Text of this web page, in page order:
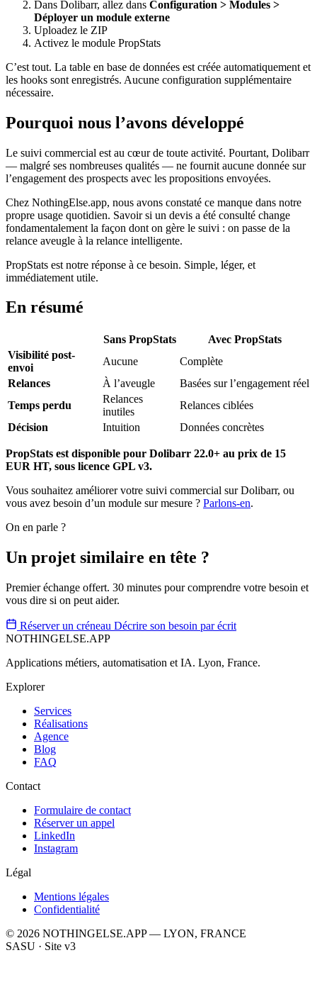
Dans Dolibarr, allez dans Configuration > Modules >
Déployer un module externe
Uploadez le ZIP
Activez le module PropStats
C’est tout. La table en base de données est créée automatiquement et
les hooks sont enregistrés. Aucune configuration supplémentaire
nécessaire.
Pourquoi nous l’avons développé
Le suivi commercial est au cœur de toute activité. Pourtant, Dolibarr
— malgré ses nombreuses qualités — ne fournit aucune donnée sur
l’engagement des prospects avec les propositions envoyées.
Chez NothingElse.app, nous avons constaté ce manque dans notre
propre usage quotidien. Savoir si un devis a été consulté change
fondamentalement la façon dont on gère le suivi : on passe de la
relance aveugle à la relance intelligente.
PropStats est notre réponse à ce besoin. Simple, léger, et
immédiatement utile.
En résumé
Sans PropStats
Avec PropStats
Visibilité post-
envoi
Aucune
Complète
Relances
À l’aveugle
Basées sur l’engagement réel
Temps perdu
Relances
inutiles
Relances ciblées
Décision
Intuition Données concrètes
PropStats est disponible pour Dolibarr 22.0+ au prix de 15
EUR HT, sous licence GPL v3.
Vous souhaitez améliorer votre suivi commercial sur Dolibarr, ou
vous avez besoin d’un module sur mesure ? Parlons-en.
On en parle ?
Un projet similaire en tête ?
Premier échange offert. 30 minutes pour comprendre votre besoin et
vous dire si on peut aider.
Réserver un créneau Décrire son besoin par écrit
NOTHINGELSE.APP
Applications métiers, automatisation et IA. Lyon, France.
Explorer
Services
Réalisations
Agence
Blog
FAQ
Contact
Formulaire de contact
Réserver un appel
LinkedIn
Instagram
Légal
Mentions légales
Confidentialité
© 2026 NOTHINGELSE.APP — LYON, FRANCE
SASU · Site v3